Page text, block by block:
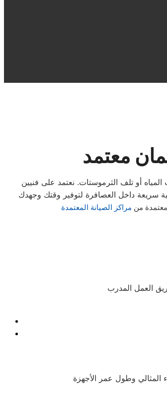
معتمد
أو تلف الثرموستات. نعتمد على فنيين
من مراكز الصيانة المعتمدة